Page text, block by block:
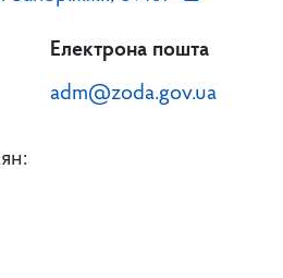
Електрона пошта
adm@zoda.gov.ua